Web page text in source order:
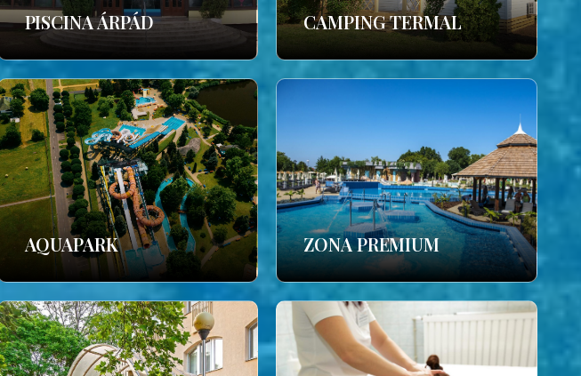
PISCINA ÁRPÁD CAMPING TERMAL
AQUAPARK ZONA PREMIUM